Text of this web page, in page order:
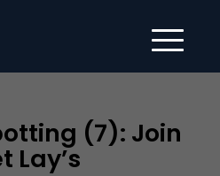
(7): Join
Lay’s